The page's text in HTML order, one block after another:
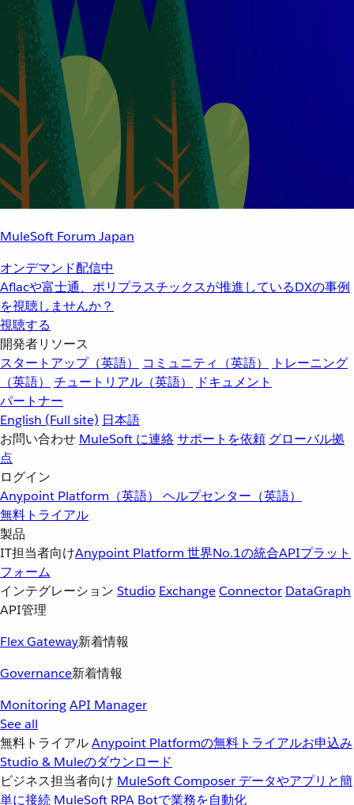
MuleSoft Forum Japan
オンデマンド配信中
Aflacや富士通、ポリプラスチックスが推進しているDXの事例
を視聴しませんか？
視聴する
開発者リソース
スタートアップ（英語）
コミュニティ（英語）
トレーニング
（英語）
チュートリアル（英語）
ドキュメント
パートナー
English (Full site) 日本語
お問い合わせ MuleSoft に連絡サポートを依頼 グローバル拠
点
ログイン
Anypoint Platform（英語） ヘルプセンター（英語）
無料トライアル
製品
IT担当者向けAnypoint Platform 世界No.1の統合APIプラット
フォーム
インテグレーション Studio ExchangeConnector DataGraph
API管理
Flex Gateway新着情報
Governance新着情報
MonitoringAPI Manager
See all
無料トライアルAnypoint Platformの無料トライアルお申込み
Studio & Muleのダウンロード
ビジネス担当者向け MuleSoft Composer データやアプリと簡
単に接続 MuleSoft RPA Botで業務を自動化